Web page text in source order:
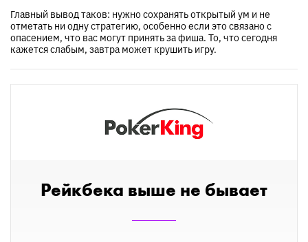
Главный вывод таков: нужно сохранять открытый ум и не
отметать ни одну стратегию, особенно если это связано с
опасением, что вас могут принять за фиша. То, что сегодня
кажется слабым, завтра может крушить игру.
Рейкбека выше не бывает